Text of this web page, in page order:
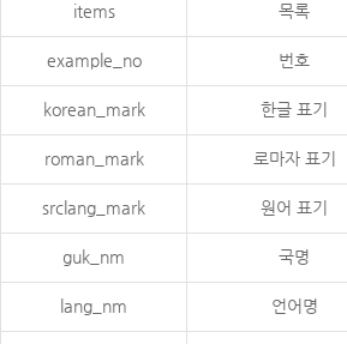
items 목록
example_no 번호
korean_mark 한글 표기
roman_mark 로마자 표기
srclang_mark 원어 표기
guk_nm 국명
lang_nm 언어명